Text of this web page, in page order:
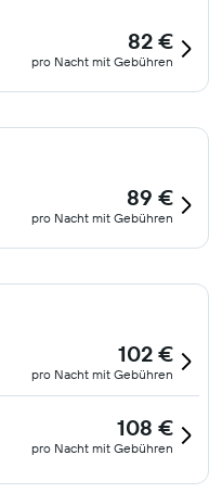
82 €
pro Nacht mit Gebühren
89 €
pro Nacht mit Gebühren
102 €
pro Nacht mit Gebühren
108 €
pro Nacht mit Gebühren